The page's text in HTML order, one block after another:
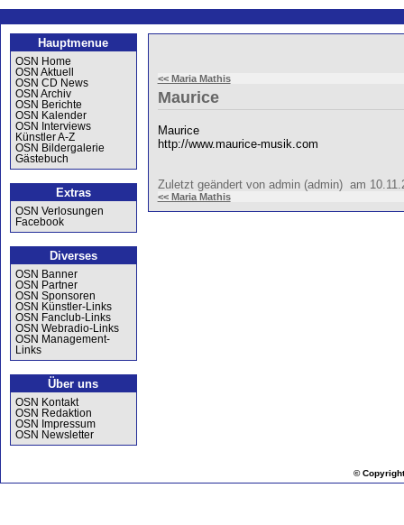
Hauptmenue
OSN Home
OSN Aktuell
OSN CD News
OSN Archiv
OSN Berichte
OSN Kalender
OSN Interviews
Künstler A-Z
OSN Bildergalerie
Gästebuch
Extras
OSN Verlosungen
Facebook
Diverses
OSN Banner
OSN Partner
OSN Sponsoren
OSN Künstler-Links
OSN Fanclub-Links
OSN Webradio-Links
OSN Management-
Links
Über uns
OSN Kontakt
OSN Redaktion
OSN Impressum
OSN Newsletter
<< Maria Mathis
Maurice
Maurice
http://www.maurice-musik.com
Zuletzt geändert von admin (admin) am
<< Maria Mathis
©